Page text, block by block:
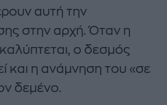
αυτή την
στην αρχή. Όταν η
ο δεσμός
και η ανάμνηση του «σε
δεμένο.